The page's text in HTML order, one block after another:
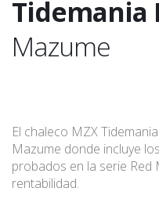
Tidemania
Mazume
El chaleco MZX
Mazume donde incluye
probados en la serie
rentabilidad.